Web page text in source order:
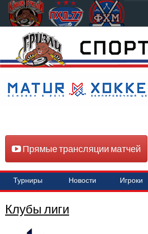
Прямые трансляции матчей
Турниры Новости Игроки
Клубы лиги